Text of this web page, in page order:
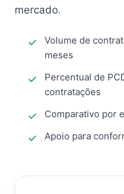
mercado.
Volume de
meses
Percentual de
contratações
Comparativo por
Apoio para